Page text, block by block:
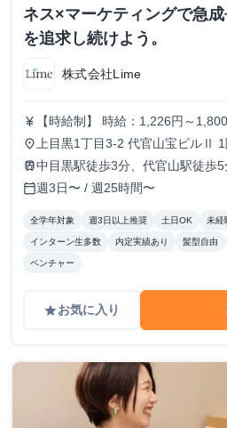
ネス×マーケティングで急
を追求し続けよう。
株式会社Lime
currency_yen
【時給制】 時給：1,226円～
て昇給します。 【月給制】 尚、フルコミットできる方は月
給制もご用意しております。 月
評価面談により毎月昇給の可能
80,000円 <モデル月収> 260,000円 /入社6ヶ月 330,000
円 /入社1年 400,000円 /入社1
place 上目黒1丁目3-2 代官山宝ビルⅡ
train中目黒駅徒歩3分、代官山駅徒歩
calendar_today週3日〜 / 週25時間〜
全学年対象 週3日以上推奨 土日OK 未経
インターン生多数 内定実績あり 髪型自由
ベンチャー
gradeお気に入り